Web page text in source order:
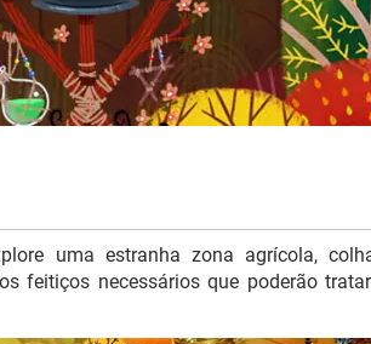
uma estranha zona agrícola,
feitiços necessários que poderão